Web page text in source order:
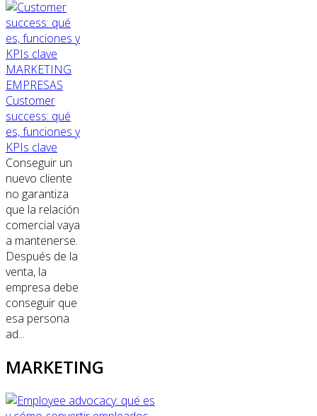
MARKETING
EMPRESAS
Customer
success: qué
es, funciones y
KPIs clave
Conseguir un
nuevo cliente
no garantiza
que la relación
comercial vaya
a mantenerse.
Después de la
venta, la
empresa debe
conseguir que
esa persona
ad...
MARKETING